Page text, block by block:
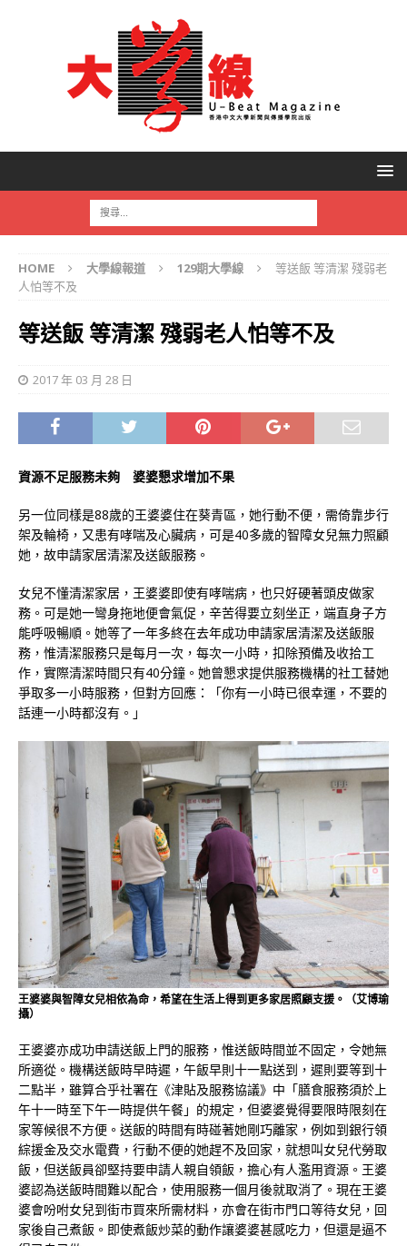
HOME 大學線報道 129期大學線
等送飯 等清潔 殘弱老
人怕等不及
等送飯 等清潔 殘弱老人怕等不及
2017 年 03 月 28 日
資源不足服務未夠 婆婆懇求增加不果
另一位同樣是88歲的王婆婆住在葵青區，她行動不便，需倚靠步行
架及輪椅，又患有哮喘及心臟病，可是40多歲的智障女兒無力照顧
她，故申請家居清潔及送飯服務。
女兒不懂清潔家居，王婆婆即使有哮喘病，也只好硬著頭皮做家
務。可是她一彎身拖地便會氣促，辛苦得要立刻坐正，端直身子方
能呼吸暢順。她等了一年多終在去年成功申請家居清潔及送飯服
務，惟清潔服務只是每月一次，每次一小時，扣除預備及收拾工
作，實際清潔時間只有40分鐘。她曾懇求提供服務機構的社工替她
爭取多一小時服務，但對方回應：「你有一小時已很幸運，不要的
話連一小時都沒有。」
王婆婆與智障女兒相依為命，希望在生活上得到更多家居照顧支援。（艾博瑜
攝）
王婆婆亦成功申請送飯上門的服務，惟送飯時間並不固定，令她無
所適從。機構送飯時早時遲，午飯早則十一點送到，遲則要等到十
二點半，雖算合乎社署在《津貼及服務協議》中「膳食服務須於上
午十一時至下午一時提供午餐」的規定，但婆婆覺得要限時限刻在
家等候很不方便。送飯的時間有時碰著她剛巧離家，例如到銀行領
綜援金及交水電費，行動不便的她趕不及回家，就想叫女兒代勞取
飯，但送飯員卻堅持要申請人親自領飯，擔心有人濫用資源。王婆
婆認為送飯時間難以配合，使用服務一個月後就取消了。現在王婆
婆會吩咐女兒到街市買來所需材料，亦會在街市門口等待女兒，回
家後自己煮飯。即使煮飯炒菜的動作讓婆婆甚感吃力，但還是逼不